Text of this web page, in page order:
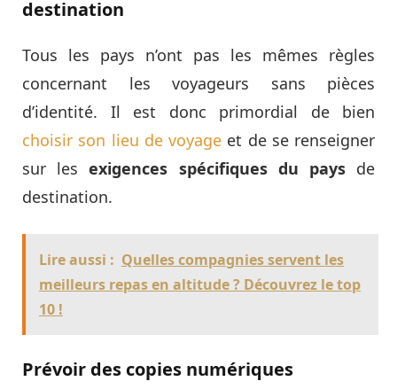
destination
Tous les pays n’ont pas les mêmes règles
concernant les voyageurs sans pièces
d’identité. Il est donc primordial de bien
choisir son lieu de voyage et de se renseigner
sur lesexigences spécifiques du paysde
destination.
Lire aussi : Quelles compagnies servent les
meilleurs repas en altitude ? Découvrez le top
10 !
Prévoir des copies numériques